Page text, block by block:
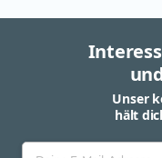
Unser
hält